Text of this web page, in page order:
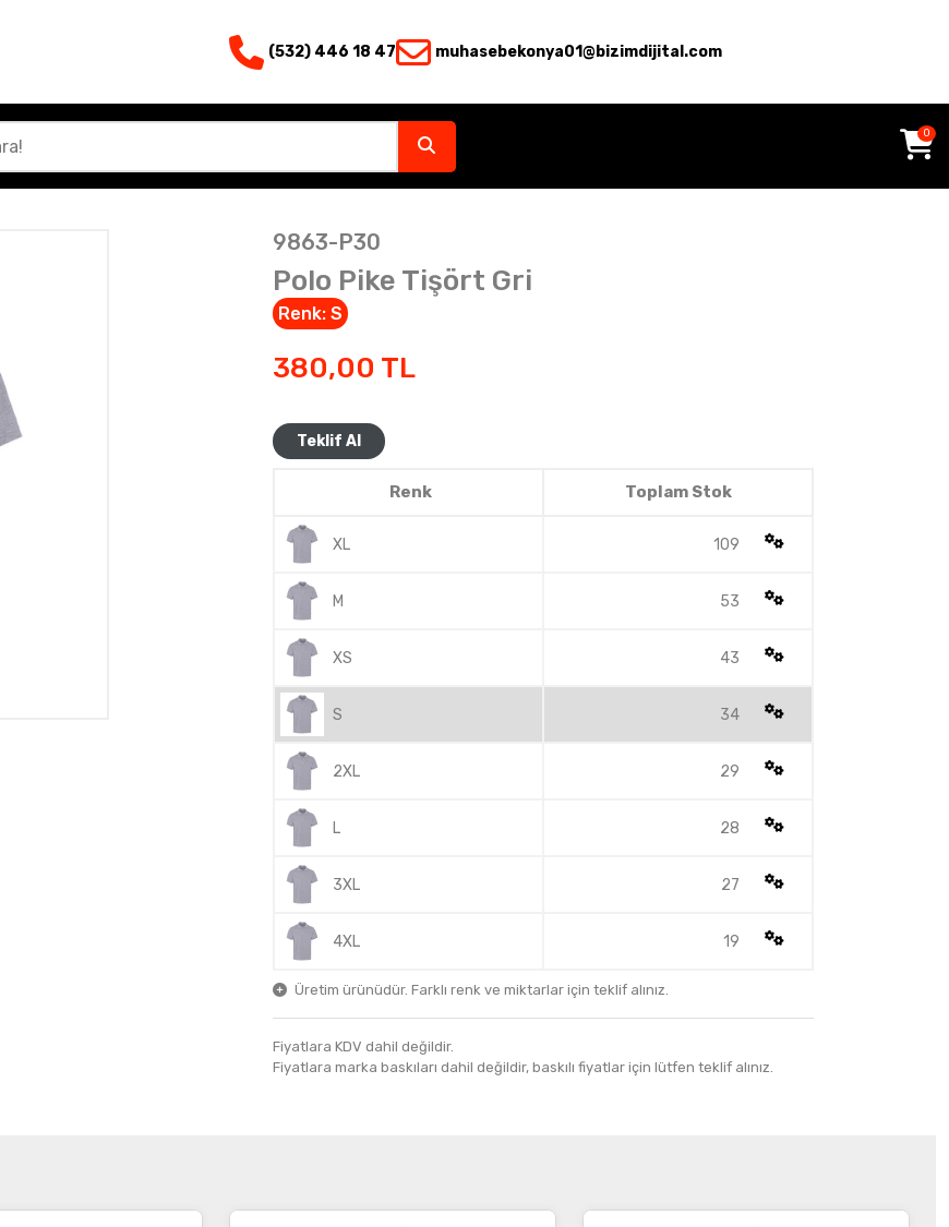
(532) 446 18 47 muhasebekonya01@bizimdijital.com
0
9863-P30
Polo Pike Tişört Gri
Renk: S
380,00 TL
Teklif Al
Renk Toplam Stok
XL 109
M 53
XS 43
S 34
2XL 29
L 28
3XL 27
4XL 19
Üretim ürünüdür. Farklı renk ve miktarlar için teklif alınız.
Fiyatlara KDV dahil değildir.
Fiyatlara marka baskıları dahil değildir, baskılı fiyatlar için lütfen teklif alınız.